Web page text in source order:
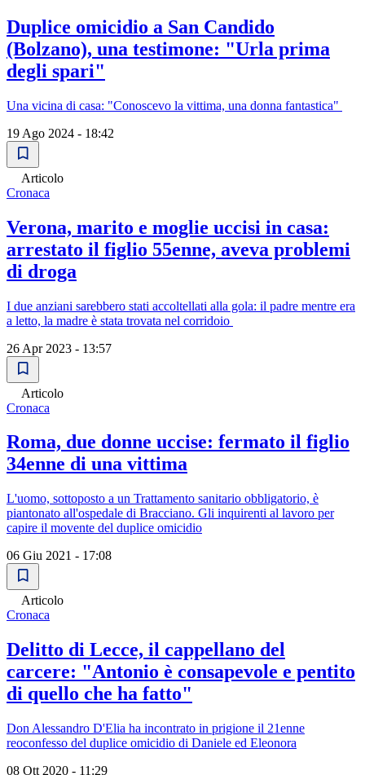
Duplice omicidio a San Candido
(Bolzano), una testimone: "Urla prima
degli spari"
Una vicina di casa: "Conoscevo la vittima, una donna fantastica"
19 Ago 2024 - 18:42
Articolo
Cronaca
Verona, marito e moglie uccisi in casa:
arrestato il figlio 55enne, aveva problemi
di droga
I due anziani sarebbero stati accoltellati alla gola: il padre mentre era
a letto, la madre è stata trovata nel corridoio
26 Apr 2023 - 13:57
Articolo
Cronaca
Roma, due donne uccise: fermato il figlio
34enne di una vittima
L'uomo, sottoposto a un Trattamento sanitario obbligatorio, è
piantonato all'ospedale di Bracciano. Gli inquirenti al lavoro per
capire il movente del duplice omicidio
06 Giu 2021 - 17:08
Articolo
Cronaca
Delitto di Lecce, il cappellano del
carcere: "Antonio è consapevole e pentito
di quello che ha fatto"
Don Alessandro D'Elia ha incontrato in prigione il 21enne
reoconfesso del duplice omicidio di Daniele ed Eleonora
08 Ott 2020 - 11:29